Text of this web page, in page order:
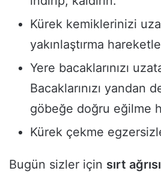
Kürek kemiklerinizi
yakınlaştırma
Yere bacaklarınızı
Bacaklarınızı yandan
göbeğe doğru eğilme
Kürek çekme
Bugün sizler için sırt ağrısı